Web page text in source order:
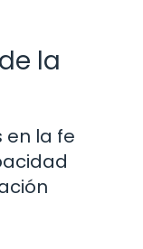
la
en la fe